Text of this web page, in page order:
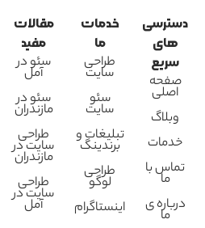
دسترسی
های
سریع
صفحه
اصلی
وبلاگ
خدمات
تماس با
ما
درباره ی
ما
خدمات
ما
طراحی
سایت
سئو
سایت
تبلیغات و
برندینگ
طراحی
لوگو
اینستاگرام
مقالات
مفید
سئو در
آمل
سئو در
مازندران
طراحی
سایت در
مازندران
طراحی
سایت در
آمل